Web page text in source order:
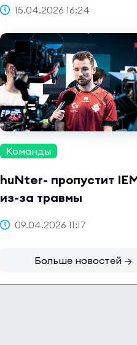
15.04.2026 16:24
Команды
huNter- пропустит
из-за травмы
09.04.2026 11:17
Больше новостей →